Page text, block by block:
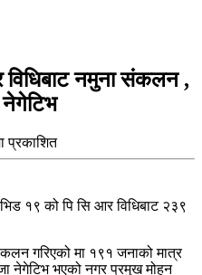
विधिबाट नमुना संकलन ,
प्रकाशित
१९ को पि सि आर विधिबाट २३९
गरिएको मा १९१ जनाको मात्र
नेगेटिभ भएको नगर प्रमुख मोहन